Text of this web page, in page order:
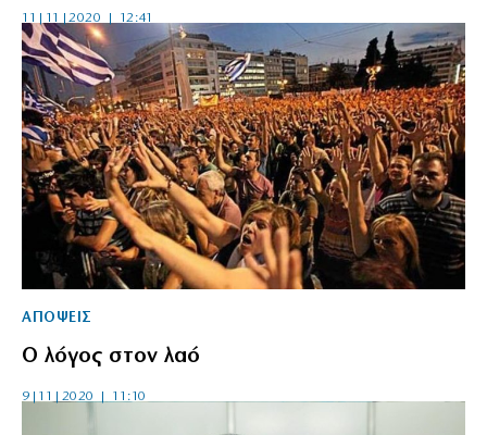
11|11|2020 | 12:41
ΑΠΟΨΕΙΣ
Ο λόγος στον λαό
9|11|2020 | 11:10